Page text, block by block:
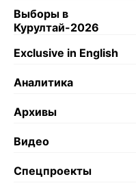
Выборы в
Курултай-2026
Exclusive in English
Аналитика
Архивы
Видео
Спецпроекты